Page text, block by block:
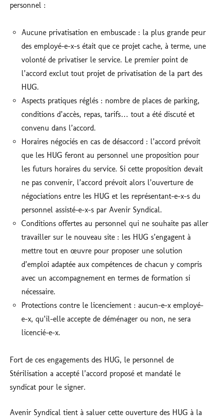
personnel :
Aucune privatisation en embuscade : la plus grande peur
des employé-e-x-s était que ce projet cache, à terme, une
volonté de privatiser le service. Le premier point de
l’accord exclut tout projet de privatisation de la part des
HUG.
Aspects pratiques réglés : nombre de places de parking,
conditions d’accès, repas, tarifs… tout a été discuté et
convenu dans l’accord.
Horaires négociés en cas de désaccord : l’accord prévoit
que les HUG feront au personnel une proposition pour
les futurs horaires du service. Si cette proposition devait
ne pas convenir, l’accord prévoit alors l’ouverture de
négociations entre les HUG et les représentant-e-x-s du
personnel assisté-e-x-s par Avenir Syndical.
Conditions offertes au personnel qui ne souhaite pas aller
travailler sur le nouveau site : les HUG s’engagent à
mettre tout en œuvre pour proposer une solution
d’emploi adaptée aux compétences de chacun y compris
avec un accompagnement en termes de formation si
nécessaire.
Protections contre le licenciement : aucun-e-x employé-
e-x, qu’il-elle accepte de déménager ou non, ne sera
licencié-e-x.
Fort de ces engagements des HUG, le personnel de
Stérilisation a accepté l’accord proposé et mandaté le
syndicat pour le signer.
Avenir Syndical tient à saluer cette ouverture des HUG à la